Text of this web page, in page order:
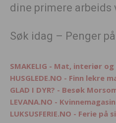
dine primere arbeids
Søk idag – Penger
SMAKELIG - Mat, interiør
HUSGLEDE.NO - Finn lekre
GLAD I DYR? - Besøk
LEVANA.NO -
LUKSUSFERIE.NO - Ferie